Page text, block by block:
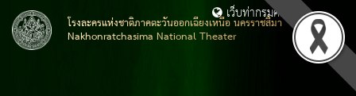
โรงละครแห่งชาติภาคตะวันออกเฉียงเหนือ นครราชสีมา
Nakhonratchasima National Theater
เว็บท่ากรมศิลปากร